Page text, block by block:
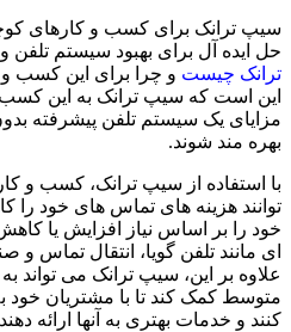
حل ایده آل برای بهبود سیستم
ترانک چیست و چرا برای این کسب
این است که سیپ ترانک به این کسب
مزایای یک سیستم تلفن پیشرفته
بهره مند شوند.
با استفاده از سیپ ترانک، کسب و
توانند هزینه های تماس های خود را
خود را بر اساس نیاز افزایش یا
ای مانند تلفن گویا، انتقال تماس
علاوه بر این، سیپ ترانک می
متوسط کمک کند تا با مشتریان خود
کنند و خدمات بهتری به آنها ارائه